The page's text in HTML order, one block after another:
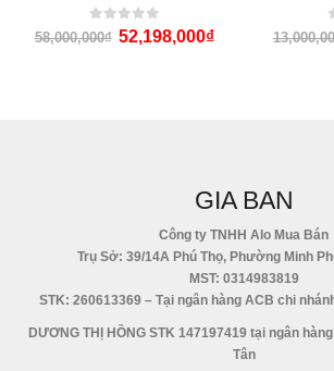
0out of 5
58,000,000₫ 52,198,000₫ 0
GIA BAN
Công ty TNHH Alo Mua Bán
Trụ Sở: 39/14A Phú Thọ, Phường Minh
MST: 0314983819
STK: 260613369 – Tại ngân hàng ACB chi
DƯƠNG THỊ HỒNG STK 147197419 tại ngân
Tân